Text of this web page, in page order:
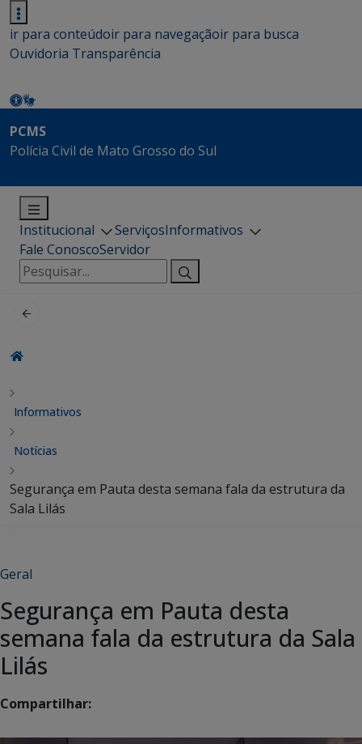
ir para conteúdoir para navegaçãoir para busca
Ouvidoria Transparência
PCMS
Polícia Civil de Mato Grosso do Sul
Institucional ServiçosInformativos
Fale ConoscoServidor
Pesquisar
por:
Informativos
Notícias
Segurança em Pauta desta semana fala da estrutura da
Sala Lilás
Geral
Segurança em Pauta desta
semana fala da estrutura da Sala
Lilás
Compartilhar: